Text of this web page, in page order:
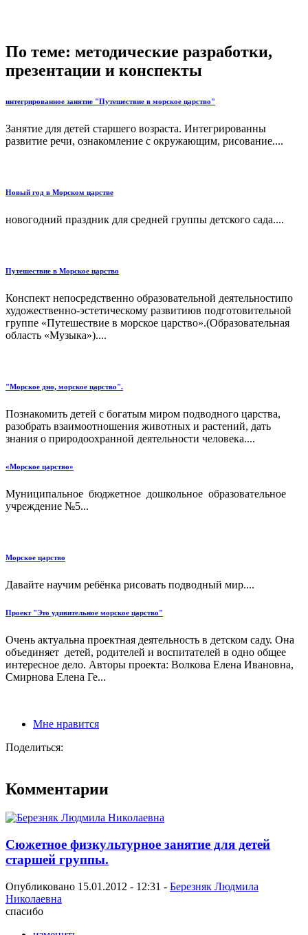
По теме: методические разработки,
презентации и конспекты
интегрированное занятие "Путешествие в морское царство"
Занятие для детей старшего возраста. Интегрированны
развитие речи, ознакомление с окружающим, рисование....
Новый год в Морском царстве
новогодний праздник для средней группы детского сада....
Путешествие в Морское царство
Конспект непосредственно образовательной деятельностипо
художественно-эстетическому развитиюв подготовительной
группе «Путешествие в морское царство».(Образовательная
область «Музыка»)....
"Морское дно, морское царство".
Познакомить детей с богатым миром подводного царства,
разобрать взаимоотношения животных и растений, дать
знания о природоохранной деятельности человека....
«Морское царство»
Муниципальное бюджетное дошкольное образовательное
учреждение №5...
Морское царство
Давайте научим ребёнка рисовать подводный мир....
Проект "Это удивительное морское царство"
Очень актуальна проектная деятельность в детском саду. Она
объединяет детей, родителей и воспитателей в одно общее
интересное дело. Авторы проекта: Волкова Елена Ивановна,
Смирнова Елена Ге...
Мне нравится
Поделиться:
Комментарии
Сюжетное физкультурное занятие для детей
старшей группы.
Опубликовано 15.01.2012 - 12:31 - Березняк Людмила
Николаевна
спасибо